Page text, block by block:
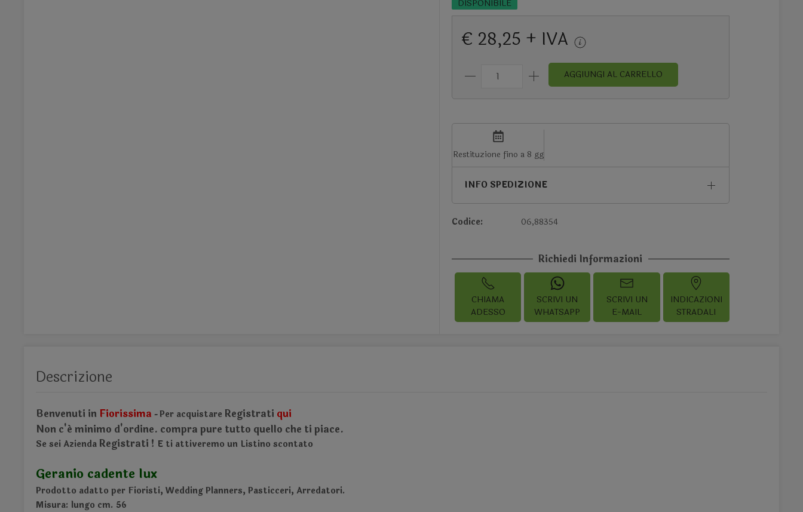
DISPONIBILE
€ 28,25 + IVA
AGGIUNGI AL CARRELLO
Restituzione fino a 8 gg
INFO SPEDIZIONE
Codice: 06,88354
Richiedi Informazioni
CHIAMA
ADESSO
SCRIVI UN
WHATSAPP
SCRIVI UN
E-MAIL
INDICAZIONI
STRADALI
Descrizione
Benvenuti in Fiorissima - Per acquistare Registrati qui
Non c'é minimo d'ordine. compra pure tutto quello che ti piace.
Se sei Azienda Registrati ! E ti attiveremo un Listino scontato
Geranio cadente lux
Prodotto adatto per Fioristi, Wedding Planners, Pasticceri, Arredatori.
Misura: lungo cm. 56